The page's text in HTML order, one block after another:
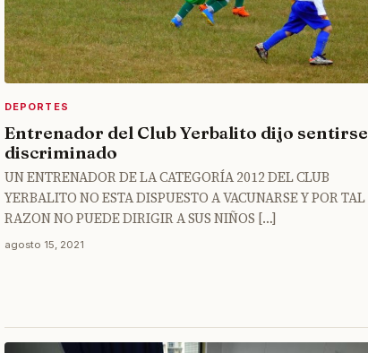
DEPORTES
Entrenador del Club Yerbalito dijo sentirse
discriminado
UN ENTRENADOR DE LA CATEGORÍA 2012 DEL CLUB
YERBALITO NO ESTA DISPUESTO A VACUNARSE Y POR TAL
RAZON NO PUEDE DIRIGIR A SUS NIÑOS […]
agosto 15, 2021